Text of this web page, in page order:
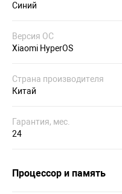
Синий
Версия ОС
Xiaomi HyperOS
Страна производителя
Китай
Гарантия, мес.
24
Процессор и память